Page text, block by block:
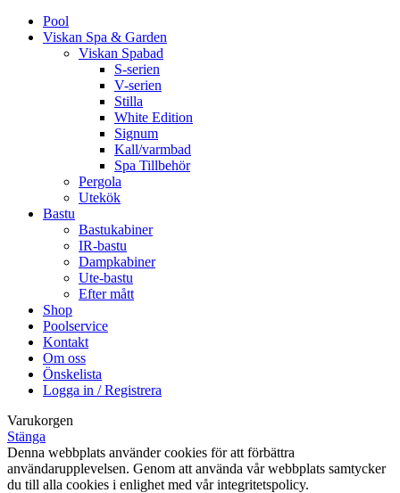
Pool
Viskan Spa & Garden
Viskan Spabad
S-serien
V-serien
Stilla
White Edition
Signum
Kall/varmbad
Spa Tillbehör
Pergola
Utekök
Bastu
Bastukabiner
IR-bastu
Dampkabiner
Ute-bastu
Efter mått
Shop
Poolservice
Kontakt
Om oss
Önskelista
Logga in / Registrera
Varukorgen
Stänga
Denna webbplats använder cookies för att förbättra
användarupplevelsen. Genom att använda vår webbplats samtycker
du till alla cookies i enlighet med vår integritetspolicy.